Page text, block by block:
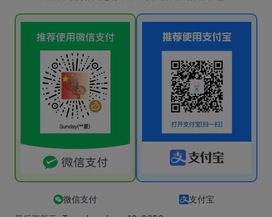
微信支付
支付宝